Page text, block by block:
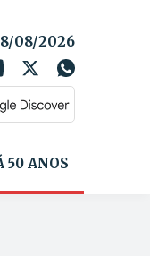
08/2026
50 ANOS